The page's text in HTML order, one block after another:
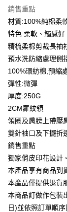
聯邦商業銀行
元大商業銀行
台新國際商業銀行
台灣樂天信用卡公
匯豐（台灣）商業
聯邦商業銀行
元大商業銀行
玉山商業銀行
台灣樂天信用卡
國泰世華商業銀行
臺灣中小企業銀行
匯豐（台灣）商
聯邦商業銀行
元大商業銀行
玉山商業銀行
台新國際商業銀行
Apple Pay
街口支付
悠遊付
Google Pay
全盈+PAY
大哥付你分期
相關說明
1.本服務由台灣大哥
2.付款方式選擇「大
流程，驗證手機門號
成交易。
3.實際核准額度、可
4.訂單成立30分鐘內
消。如遇「轉專審
法說明評估內容。
【繳款方式說明】
AFTEE先享後付
相關說明
【關於「AFTEE先享
AFTEE先享後付是
１．簡單：不需註冊
２．便利：只要手
３．安心：先確認
ATM付款
運送方式
全家付款取貨
銷售重點
材質:100%純棉柔
特色:柔軟、觸感好
精梳柔棉剪裁長袖
預水洗防縮處理側
100%環紡棉,預縮
彈性:微彈
厚度:250G
2CM羅紋領
領圈及肩膀上帶壓
雙針袖口及下擺折
銷售重點
獨家俏皮印花設計。
本產品享有商品到
本產品僅提供退貨
本商品訂做作包裝
日)並依照訂單順